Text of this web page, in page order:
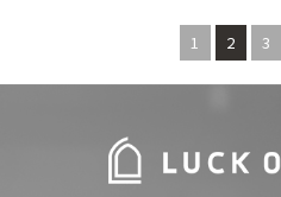
1 2 3